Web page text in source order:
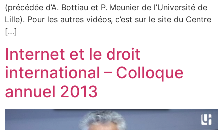
(précédée d’A. Bottiau et P. Meunier de l’Université de
Lille). Pour les autres vidéos, c’est sur le site du Centre
[…]
Internet et le droit
international – Colloque
annuel 2013